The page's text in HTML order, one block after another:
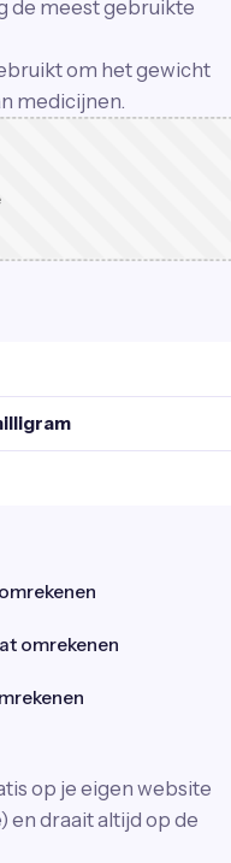
de meest gebruikte
om het gewicht
medicijnen.
omrekenen
op je eigen website
en draait altijd op de